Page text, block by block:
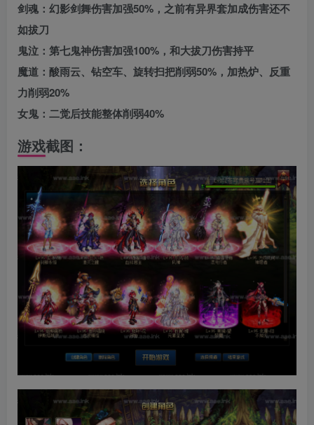
剑魂：幻影剑舞伤害加强50%，之前有异界套加成伤害还不
如拔刀
鬼泣：第七鬼神伤害加强100%，和大拔刀伤害持平
魔道：酸雨云、钻空车、旋转扫把削弱50%，加热炉、反重
力削弱20%
女鬼：二觉后技能整体削弱40%
游戏截图：